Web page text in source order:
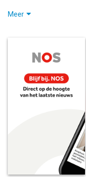
Blijf bij via de NOS app
De NOS brengt het
tablet via de gratis
NOS van Nederlandse
iPhone, iPad en iPod
geschikt bevonden
Informatie voor NOSis
Meer